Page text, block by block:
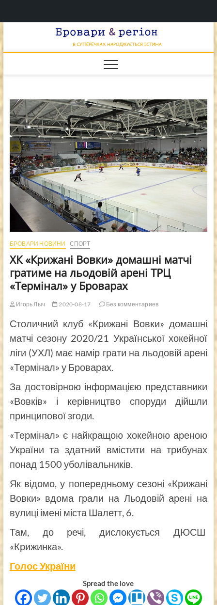
НАРОДЖУЄТЬСЯ
БРОВАРИ НОВИНИ СПОРТ
ХК «Крижані Вовки» домашні матчі
гратиме на льодовій арені ТРЦ
«Термінал» у Броварах
Игорь Лыч 2020-08-17 Без комментариев
Столичний клуб «Крижані Вовки» домашні
матчі сезону 2020/21 Української хокейної
ліги (УХЛ) має намір грати на льодовій арені
«Термінал» у Броварах.
За достовірною інформацією представники
«Вовків» і керівництво споруди дійшли
принципової згоди.
«Термінал» є найкращою хокейною ареною
України та здатний вмістити на трибунах
понад 1500 уболівальників.
Як відомо, у попередньому сезоні «Крижані
Вовки» вдома грали на Льодовій арені на
вулиці імені міста Шалетт, 6.
Там, до речі, дислокується ДЮСШ
«Крижинка».
Голос України
Spread the love